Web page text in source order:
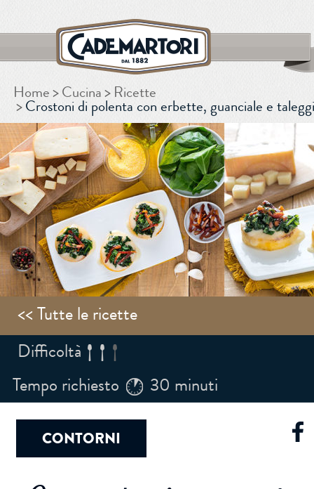
Home Cucina Ricette
Crostoni di polenta con erbette, guanciale e
<< Tutte le ricette
Difficoltà
Tempo richiesto
30 minuti
CONTORNI